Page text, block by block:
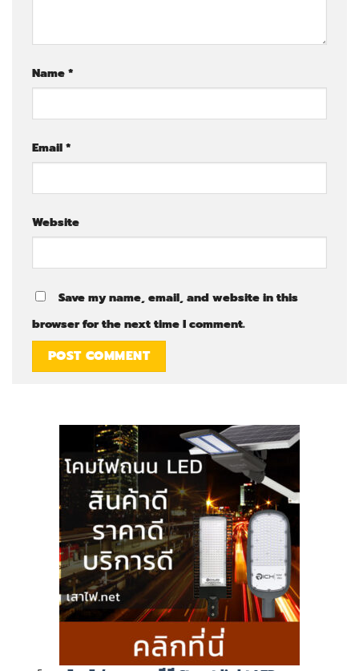
Name*
Email*
Website
Save my name, email, and website in this
browser for the next time I comment.